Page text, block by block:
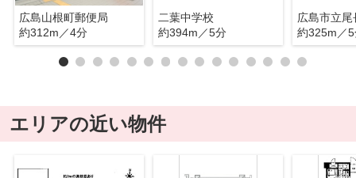
広島山根町郵便局
約312m／4分
二葉中学校
約394m／5分
広島市立尾
約325m／
エリアの近い物件